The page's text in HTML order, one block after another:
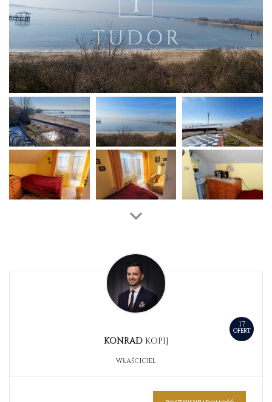
17
OFERT
KONRAD KOPIJ
WŁAŚCICIEL